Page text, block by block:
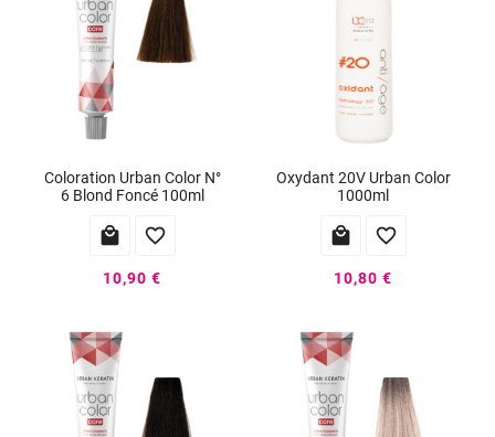
Coloration Urban Color N°
6 Blond Foncé 100ml
 
10,90 €
Oxydant 20V Urban Color
1000ml
 
10,80 €